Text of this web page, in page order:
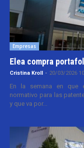
Empresas
Elea compra
Cristina Kroll - 20/03/2026
En la semana en que
normativo para las
y que va por...